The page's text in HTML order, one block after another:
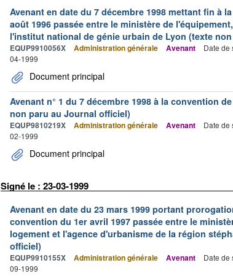
Avenant en date du 7 décembre 1998 mettant fin à
août 1996 passée entre le ministère de
l'institut national de génie urbain de Lyon (texte
EQUP9910056X Administration générale Avenant Date de
04-1999
Document principal
Avenant n° 1 du 7 décembre 1998 à la convention
non paru au Journal officiel)
EQUP9810219X Administration générale Avenant Date de
02-1999
Document principal
Signé le : 23-03-1999
Avenant en date du 23 mars 1999 portant
convention du 1er avril 1997 passée entre le
logement et l'agence d'urbanisme de la région
officiel)
EQUP9910155X Administration générale Avenant Date de
09-1999